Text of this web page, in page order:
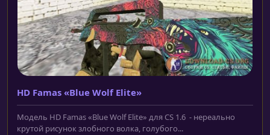
HD Famas «Blue Wolf Elite»
Модель HD Famas «Blue Wolf Elite» для CS 1.6 - нереально
крутой рисунок злобного волка, голубого...